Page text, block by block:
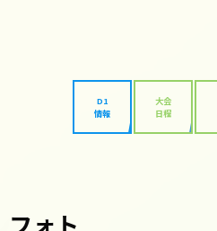
D1
情報
大会
日程